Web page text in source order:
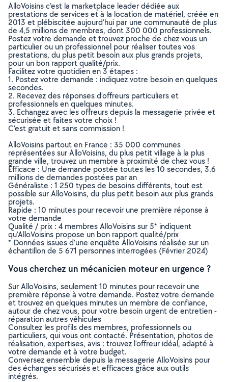
AlloVoisins c’est la marketplace leader dédiée aux
prestations de services et à la location de matériel, créée en
2013 et plébiscitée aujourd’hui par une communauté de plus
de 4,5 millions de membres, dont 300 000 professionnels.
Postez votre demande et trouvez proche de chez vous un
particulier ou un professionnel pour réaliser toutes vos
prestations, du plus petit besoin aux plus grands projets,
pour un bon rapport qualité/prix.
Facilitez votre quotidien en 3 étapes :
1. Postez votre demande : indiquez votre besoin en quelques
secondes.
2. Recevez des réponses d’offreurs particuliers et
professionnels en quelques minutes.
3. Echangez avec les offreurs depuis la messagerie privée et
sécurisée et faites votre choix !
C’est gratuit et sans commission !
AlloVoisins partout en France : 35 000 communes
représentées sur AlloVoisins, du plus petit village à la plus
grande ville, trouvez un membre à proximité de chez vous !
Efficace : Une demande postée toutes les 10 secondes, 3.6
millions de demandes postées par an
Généraliste : 1 250 types de besoins différents, tout est
possible sur AlloVoisins, du plus petit besoin aux plus grands
projets.
Rapide : 10 minutes pour recevoir une première réponse à
votre demande
Qualité / prix : 4 membres AlloVoisins sur 5* indiquent
qu’AlloVoisins propose un bon rapport qualité/prix
* Données issues d’une enquête AlloVoisins réalisée sur un
échantillon de 5 671 personnes interrogées (Février 2024)
Vous cherchez un mécanicien moteur en urgence ?
Sur AlloVoisins, seulement 10 minutes pour recevoir une
première réponse à votre demande. Postez votre demande
et trouvez en quelques minutes un membre de confiance,
autour de chez vous, pour votre besoin urgent de entretien -
réparation autres véhicules
Consultez les profils des membres, professionnels ou
particuliers, qui vous ont contacté. Présentation, photos de
réalisation, expertises, avis : trouvez l'offreur idéal, adapté à
votre demande et à votre budget.
Conversez ensemble depuis la messagerie AlloVoisins pour
des échanges sécurisés et efficaces grâce aux outils
intégrés.